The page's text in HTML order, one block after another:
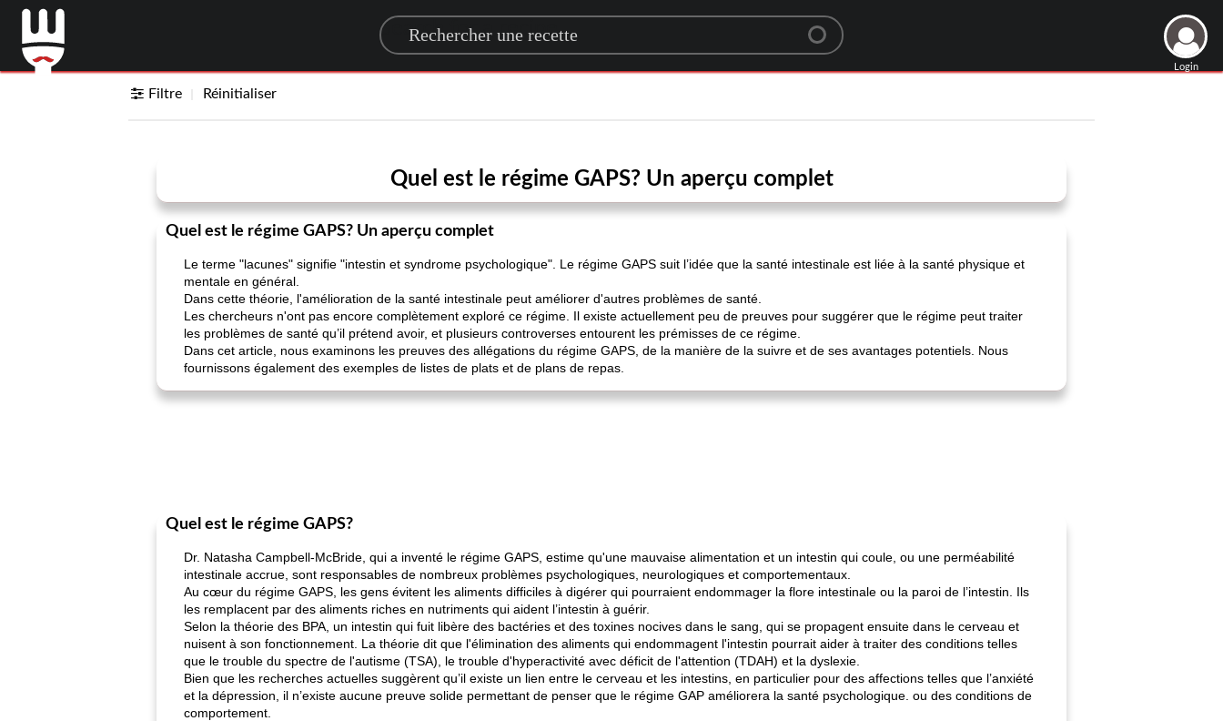
Search for a recipe
Login
Filtre Réinitialiser
Quel est le régime GAPS? Un aperçu complet
Quel est le régime GAPS? Un aperçu complet
Le terme "lacunes" signifie "intestin et syndrome psychologique". Le régime GAPS suit l’idée que la santé intestinale est liée à la santé physique et
mentale en général.
Dans cette théorie, l'amélioration de la santé intestinale peut améliorer d'autres problèmes de santé.
Les chercheurs n'ont pas encore complètement exploré ce régime. Il existe actuellement peu de preuves pour suggérer que le régime peut traiter
les problèmes de santé qu’il prétend avoir, et plusieurs controverses entourent les prémisses de ce régime.
Dans cet article, nous examinons les preuves des allégations du régime GAPS, de la manière de la suivre et de ses avantages potentiels. Nous
fournissons également des exemples de listes de plats et de plans de repas.
Quel est le régime GAPS?
Dr. Natasha Campbell-McBride, qui a inventé le régime GAPS, estime qu'une mauvaise alimentation et un intestin qui coule, ou une perméabilité
intestinale accrue, sont responsables de nombreux problèmes psychologiques, neurologiques et comportementaux.
Au cœur du régime GAPS, les gens évitent les aliments difficiles à digérer qui pourraient endommager la flore intestinale ou la paroi de l’intestin. Ils
les remplacent par des aliments riches en nutriments qui aident l’intestin à guérir.
Selon la théorie des BPA, un intestin qui fuit libère des bactéries et des toxines nocives dans le sang, qui se propagent ensuite dans le cerveau et
nuisent à son fonctionnement. La théorie dit que l'élimination des aliments qui endommagent l'intestin pourrait aider à traiter des conditions telles
que le trouble du spectre de l'autisme (TSA), le trouble d'hyperactivité avec déficit de l'attention (TDAH) et la dyslexie.
Bien que les recherches actuelles suggèrent qu’il existe un lien entre le cerveau et les intestins, en particulier pour des affections telles que l’anxiété
et la dépression, il n’existe aucune preuve solide permettant de penser que le régime GAP améliorera la santé psychologique. ou des conditions de
comportement.